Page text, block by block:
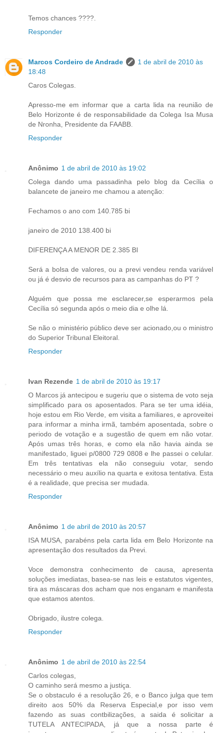
Temos chances ????.
Responder
Marcos Cordeiro de Andrade
1 de abril de 2010 às
18:48
Caros Colegas.
Apresso-me em informar que a carta lida na reunião de
Belo Horizonte é de responsabilidade da Colega Isa Musa
de Nronha, Presidente da FAABB.
Responder
Anônimo 1 de abril de 2010 às 19:02
Colega dando uma passadinha pelo blog da Cecília o
balancete de janeiro me chamou a atenção:
Fechamos o ano com 140.785 bi
janeiro de 2010 138.400 bi
DIFERENÇA A MENOR DE 2.385 BI
Será a bolsa de valores, ou a previ vendeu renda variável
ou já é desvio de recursos para as campanhas do PT ?
Alguém que possa me esclarecer,se esperarmos pela
Cecília só segunda após o meio dia e olhe lá.
Se não o ministério público deve ser acionado,ou o ministro
do Superior Tribunal Eleitoral.
Responder
Ivan Rezende 1 de abril de 2010 às 19:17
O Marcos já antecipou e sugeriu que o sistema de voto seja
simplificado para os aposentados. Para se ter uma idéia,
hoje estou em Rio Verde, em visita a familiares, e aproveitei
para informar a minha irmã, também aposentada, sobre o
periodo de votação e a sugestão de quem em não votar.
Após umas três horas, e como ela não havia ainda se
manifestado, liguei p/0800 729 0808 e lhe passei o celular.
Em três tentativas ela não conseguiu votar, sendo
necessário o meu auxílio na quarta e exitosa tentativa. Esta
é a realidade, que precisa ser mudada.
Responder
Anônimo 1 de abril de 2010 às 20:57
ISA MUSA, parabéns pela carta lida em Belo Horizonte na
apresentação dos resultados da Previ.
Voce demonstra conhecimento de causa, apresenta
soluções imediatas, basea-se nas leis e estatutos vigentes,
tira as máscaras dos acham que nos enganam e manifesta
que estamos atentos.
Obrigado, ilustre colega.
Responder
Anônimo 1 de abril de 2010 às 22:54
Carlos colegas,
O caminho será mesmo a justiça.
Se o obstaculo é a resolução 26, e o Banco julga que tem
direito aos 50% da Reserva Especial,e por isso vem
fazendo as suas contbilizações, a saida é solicitar a
TUTELA ANTECIPADA, já que a nossa parte é